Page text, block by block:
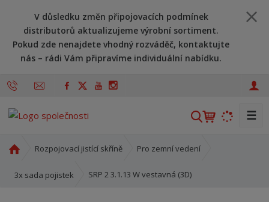
V důsledku změn připojovacích podmínek
distributorů aktualizujeme výrobní sortiment.
Pokud zde nenajdete vhodný rozváděč, kontaktujte
nás – rádi Vám připravíme individuální nabídku.
V
☰
o
Rozpojovací jistící skříně Pro zemní vedení
3x sada pojistek SRP 2 3.1.13 W vestavná (3D)